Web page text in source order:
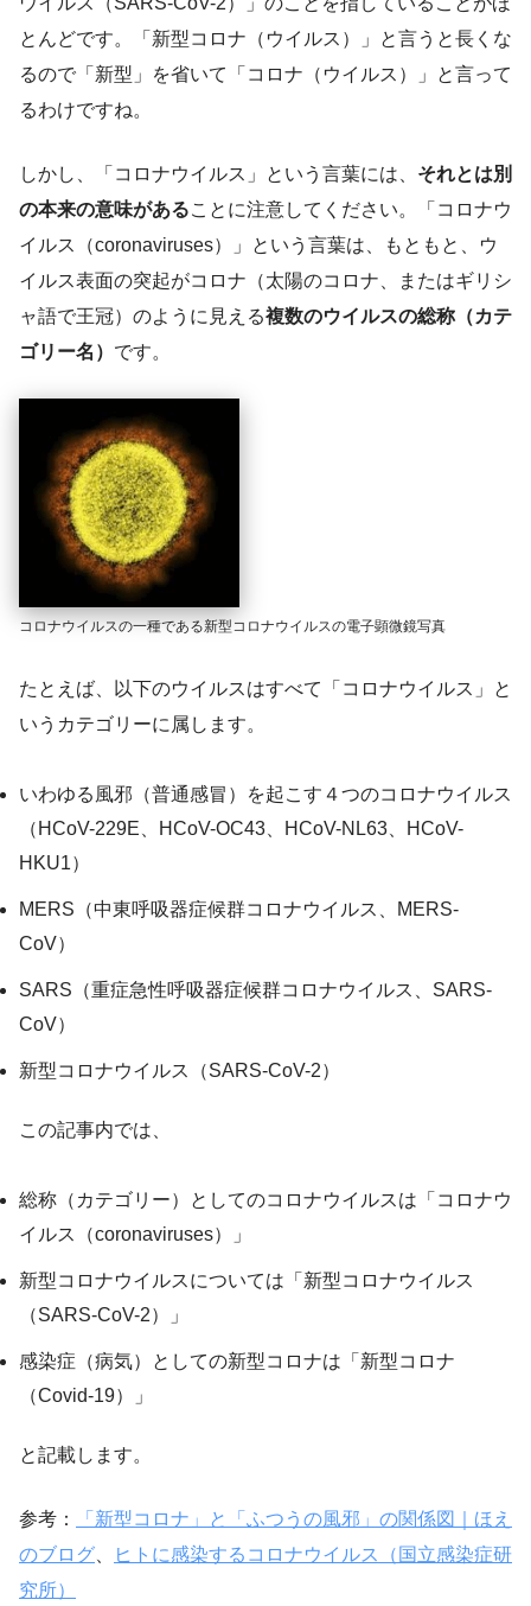
とんどです。「新型コロナ（ウイルス）」と言うと長くな
るので「新型」を省いて「コロナ（ウイルス）」と言って
るわけですね。
しかし、「コロナウイルス」という言葉には、 それとは別
の本来の意味があることに注意してください。「コロナウ
イルス（coronaviruses）」という言葉は、もともと、ウ
イルス表面の突起がコロナ（太陽のコロナ、またはギリシ
ャ語で王冠）のように見える複数のウイルスの総称（カテ
ゴリー名） です。
コロナウイルスの一種である新型コロナウイルスの電子顕微鏡写真
たとえば、以下のウイルスはすべて「コロナウイルス」と
いうカテゴリーに属します。
いわゆる風邪（普通感冒）を起こす４つのコロナウイルス
（HCoV-229E、HCoV-OC43、HCoV-NL63、HCoV-
HKU1）
MERS（中東呼吸器症候群コロナウイルス、MERS-
CoV）
SARS（重症急性呼吸器症候群コロナウイルス、SARS-
CoV）
新型コロナウイルス（SARS-CoV-2）
この記事内では、
総称（カテゴリー）としてのコロナウイルスは「コロナウ
イルス（coronaviruses）」
新型コロナウイルスについては「新型コロナウイルス
（SARS-CoV-2）」
感染症（病気）としての新型コロナは「新型コロナ
（Covid-19）」
と記載します。
参考：
「新型コロナ」と「ふつうの風邪」の関係図｜ほえ
のブログ、
ヒトに感染するコロナウイルス（国立感染症研
究所）